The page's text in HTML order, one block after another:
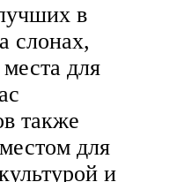
в
слонах,
для
также
для
и